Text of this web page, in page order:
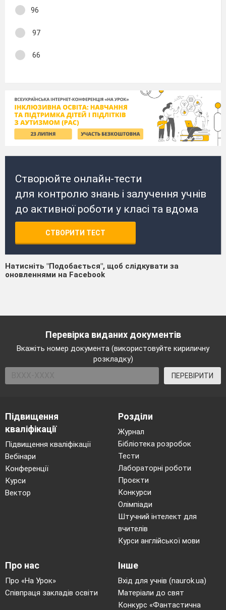
96
97
66
Створюйте онлайн-тести
для контролю знань і залучення учнів
до активної роботи у класі та вдома
СТВОРИТИ ТЕСТ
Натисніть "Подобається", щоб слідкувати за
оновленнями на Facebook
Перевірка виданих документів
Вкажіть номер документа (використовуйте кириличну
розкладку)
ПЕРЕВІРИТИ
Підвищення
кваліфікації
Підвищення кваліфікації
Вебінари
Конференції
Курси
Вектор
Розділи
Журнал
Бібліотека розробок
Тести
Лабораторні роботи
Проєкти
Конкурси
Олімпіади
Штучний інтелект для
вчителів
Курси англійської мови
Про нас
Про «На Урок»
Співпраця закладів освіти
Інше
Вхід для учнів (naurok.ua)
Матеріали до свят
Конкурс «Фантастична